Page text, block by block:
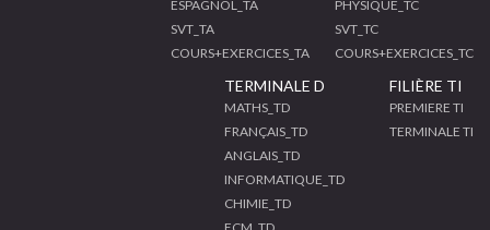
ESPAGNOL_TA
SVT_TA
COURS+EXERCICES_TA
PHYSIQUE_TC
SVT_TC
COURS+EXERCICES_TC
TERMINALE D
MATHS_TD
FRANÇAIS_TD
ANGLAIS_TD
INFORMATIQUE_TD
CHIMIE_TD
FILIÈRE TI
PREMIERE TI
TERMINALE TI